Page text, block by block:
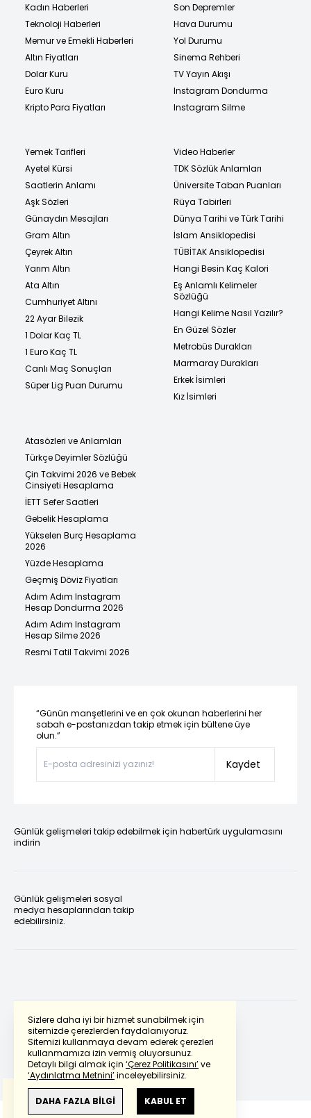
Sizlere daha iyi bir hizmet sunabilmek için
sitemizde çerezlerden faydalanıyoruz.
Sitemizi kullanmaya devam ederek çerezleri
kullanmamıza izin vermiş oluyorsunuz.
Detaylı bilgi almak için ‘Çerez Politikasını’ve
‘Aydınlatma Metnini’inceleyebilirsiniz.
DAHA FAZLA BİLGİ KABUL ET
Kadın Haberleri
Teknoloji Haberleri
Memur ve Emekli Haberleri
Altın Fiyatları
Dolar Kuru
Euro Kuru
Kripto Para Fiyatları
Son Depremler
Hava Durumu
Yol Durumu
Sinema Rehberi
TV Yayın Akışı
Instagram Dondurma
Instagram Silme
Yemek Tarifleri
Ayetel Kürsi
Saatlerin Anlamı
Aşk Sözleri
Günaydın Mesajları
Gram Altın
Çeyrek Altın
Yarım Altın
Ata Altın
Cumhuriyet Altını
22 Ayar Bilezik
1 Dolar Kaç TL
1 Euro Kaç TL
Canlı Maç Sonuçları
Süper Lig Puan Durumu
Video Haberler
TDK Sözlük Anlamları
Üniversite Taban Puanları
Rüya Tabirleri
Dünya Tarihi ve Türk Tarihi
İslam Ansiklopedisi
TÜBİTAK Ansiklopedisi
Hangi Besin Kaç Kalori
Eş Anlamlı Kelimeler
Sözlüğü
Hangi Kelime Nasıl Yazılır?
En Güzel Sözler
Metrobüs Durakları
Marmaray Durakları
Erkek İsimleri
Kız İsimleri
Atasözleri ve Anlamları
Türkçe Deyimler Sözlüğü
Çin Takvimi 2026 ve Bebek
Cinsiyeti Hesaplama
İETT Sefer Saatleri
Gebelik Hesaplama
Yükselen Burç Hesaplama
2026
Yüzde Hesaplama
Geçmiş Döviz Fiyatları
Adım Adım Instagram
Hesap Dondurma 2026
Adım Adım Instagram
Hesap Silme 2026
Resmi Tatil Takvimi 2026
“Günün manşetlerini ve en çok okunan haberlerini her
sabah e-postanızdan takip etmek için bültene üye
olun.”
Kaydet
Günlük gelişmeleri takip edebilmek için habertürk uygulamasını
indirin
Günlük gelişmeleri sosyal
medya hesaplarından takip
edebilirsiniz.
Powered by Translate
Bu çevirideGoogle Transletekullanılmıştır.
Anlam ve çeviri hatalarından
haberturk.com
sorumlu değildir.